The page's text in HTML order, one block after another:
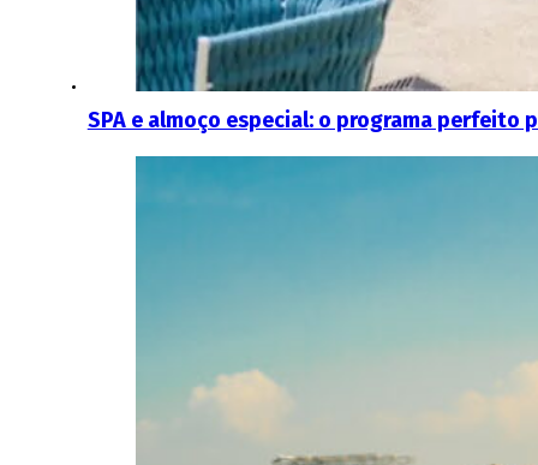
SPA e almoço especial: o programa perfeito